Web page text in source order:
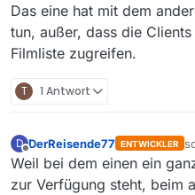
Das eine hat mit dem
tun, außer, dass die
Filmliste zugreifen.
T 1 Antwort
D
Offline
DerReisende77 ENTWICKLER
Weil bei dem einen ein
zur Verfügung steht, beim